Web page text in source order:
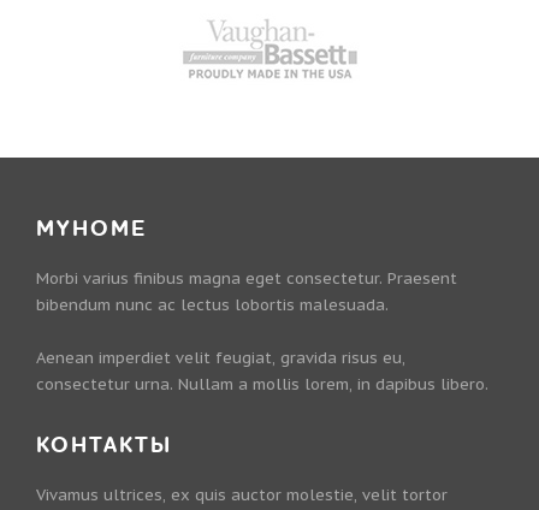
MYHOME
Morbi varius finibus magna eget consectetur. Praesent
bibendum nunc ac lectus lobortis malesuada.
Aenean imperdiet velit feugiat, gravida risus eu,
consectetur urna. Nullam a mollis lorem, in dapibus libero.
КОНТАКТЫ
Vivamus ultrices, ex quis auctor molestie, velit tortor